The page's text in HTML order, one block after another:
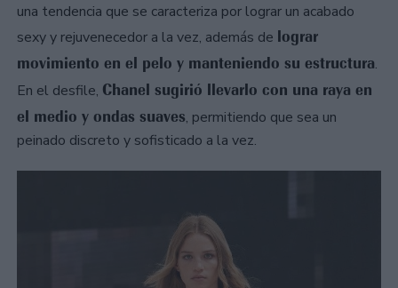
una tendencia que se caracteriza por lograr un acabado
sexy y rejuvenecedor a la vez, además de lograr
movimiento en el pelo y manteniendo su estructura.
En el desfile, Chanel sugirió llevarlo con una raya en
el medio y ondas suaves, permitiendo que sea un
peinado discreto y sofisticado a la vez.